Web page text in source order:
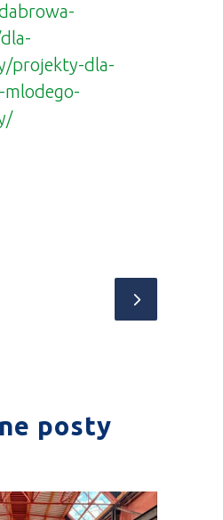
projekty-dla-
posty